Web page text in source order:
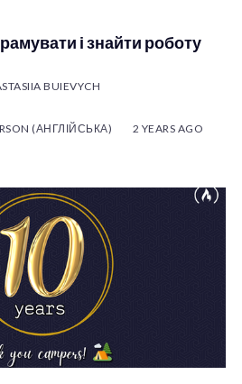
і знайти роботу
BUIEVYCH
(АНГЛІЙСЬКА)
2 YEARS AGO